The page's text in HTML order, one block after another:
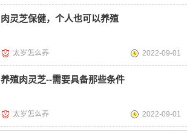
肉灵芝保健，个人也可以养殖
太岁怎么养 2022-09-01
养殖肉灵芝--需要具备那些条件
太岁怎么养 2022-09-01